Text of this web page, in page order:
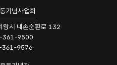
기념사업회
시 내손순환로 132
361-9500
361-9576